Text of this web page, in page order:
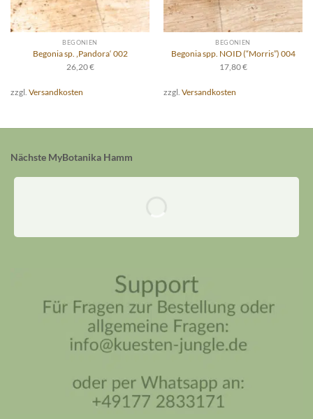
BEGONIEN
Begonia sp. ‚Pandora‘ 002
26,20€
zzgl. Versandkosten
BEGONIEN
Begonia spp. NOID (“Morris”) 004
17,80€
zzgl. Versandkosten
Nächste MyBotanika Hamm